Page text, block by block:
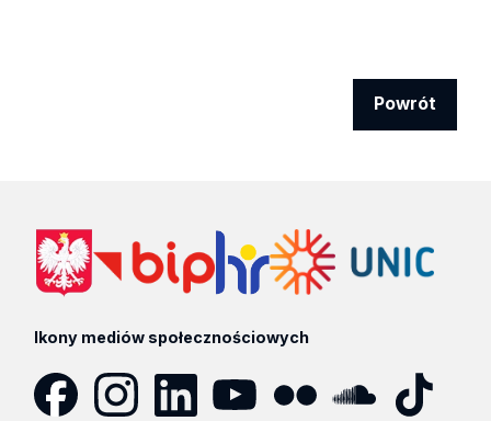
Powrót
Ikony mediów społecznościowych